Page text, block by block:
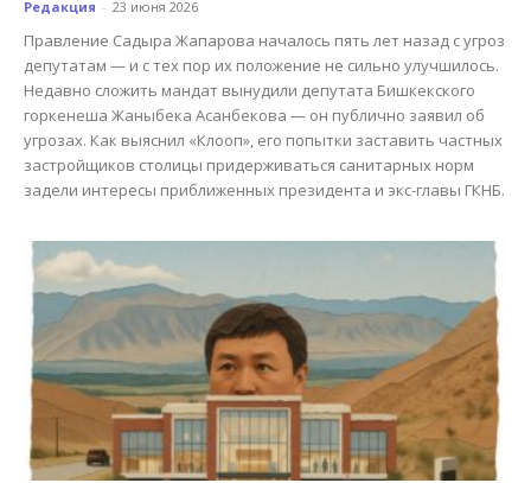
Редакция - 23 июня 2026
Правление Садыра Жапарова началось пять лет назад с угроз
депутатам — и с тех пор их положение не сильно улучшилось.
Недавно сложить мандат вынудили депутата Бишкекского
горкенеша Жаныбека Асанбекова — он публично заявил об
угрозах. Как выяснил «Клооп», его попытки заставить частных
застройщиков столицы придерживаться санитарных норм
задели интересы приближенных президента и экс-главы ГКНБ.